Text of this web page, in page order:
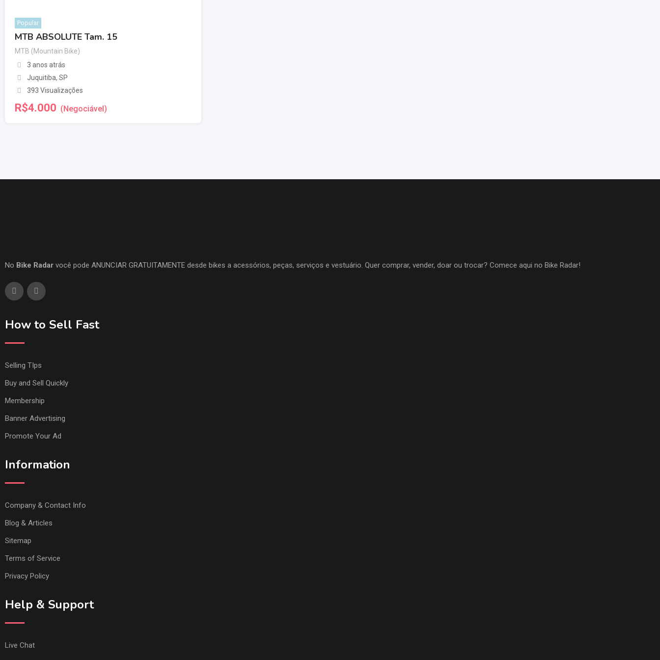
Popular
MTB ABSOLUTE Tam. 15
MTB (Mountain Bike)
3 anos atrás
Juquitiba, SP
393 Visualizações
R$4.000 (Negociável)
No Bike Radar você pode ANUNCIAR GRATUITAMENTE desde bikes a acessórios, peças, serviços e vestuário. Quer comprar, vender, doar ou trocar? Comece aqui no Bike Radar!
How to Sell Fast
Selling TIps
Buy and Sell Quickly
Membership
Banner Advertising
Promote Your Ad
Information
Company & Contact Info
Blog & Articles
Sitemap
Terms of Service
Privacy Policy
Help & Support
Live Chat